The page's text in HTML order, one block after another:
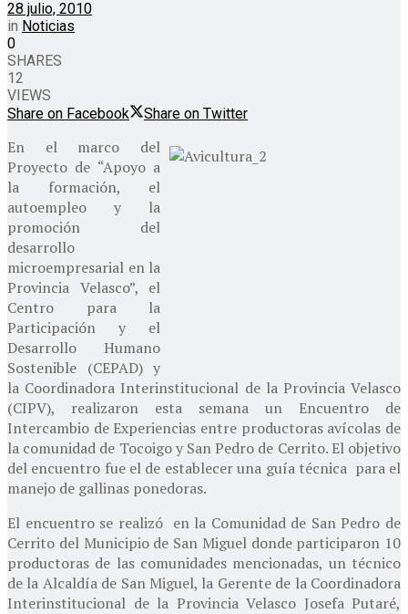
28 julio, 2010
in Noticias
0
SHARES
12
VIEWS
Share on Facebook
Share on Twitter
En el marco del
Proyecto de “Apoyo a
la formación, el
autoempleo y la
promoción del
desarrollo
microempresarial en la
Provincia Velasco”, el
Centro para la
Participación y el
Desarrollo Humano
Sostenible (CEPAD) y
la Coordinadora Interinstitucional de la Provincia Velasco
(CIPV), realizaron esta semana un Encuentro de
Intercambio de Experiencias entre productoras avícolas de
la comunidad de Tocoigo y San Pedro de Cerrito. El objetivo
del encuentro fue el de establecer una guía técnica para el
manejo de gallinas ponedoras.
El encuentro se realizó en la Comunidad de San Pedro de
Cerrito del Municipio de San Miguel donde participaron 10
productoras de las comunidades mencionadas, un técnico
de la Alcaldía de San Miguel, la Gerente de la Coordinadora
Interinstitucional de la Provincia Velasco Josefa Putaré,